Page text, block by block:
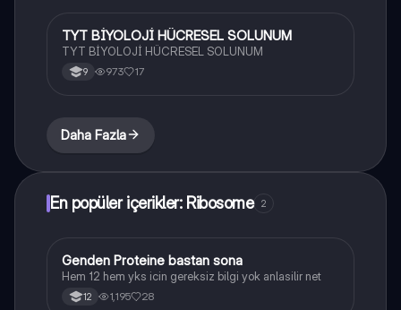
Biyoloji
TYT BİYOLOJİ HÜCRESEL SOLUNUM
TYT BİYOLOJİ HÜCRESEL SOLUNUM
9 973 17
Daha Fazla
En popüler içerikler: Ribosome 2
Biyoloji
Genden Proteine bastan sona
Hem 12 hem yks icin gereksiz bilgi yok anlasilir net
12 1,195 28